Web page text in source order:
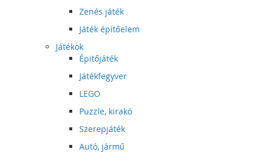
Zenés játék
Játék építőelem
Játékok
Épitőjáték
Játékfegyver
LEGO
Puzzle, kirakó
Szerepjáték
Autó, jármű